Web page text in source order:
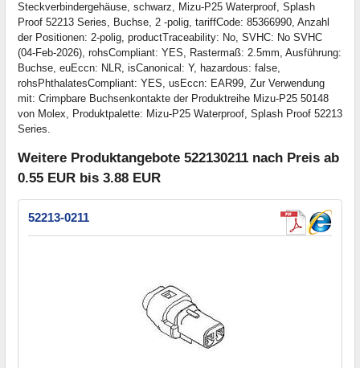
Steckverbindergehäuse, schwarz, Mizu-P25 Waterproof, Splash
Proof 52213 Series, Buchse, 2 -polig, tariffCode: 85366990, Anzahl
der Positionen: 2-polig, productTraceability: No, SVHC: No SVHC
(04-Feb-2026), rohsCompliant: YES, Rastermaß: 2.5mm, Ausführung:
Buchse, euEccn: NLR, isCanonical: Y, hazardous: false,
rohsPhthalatesCompliant: YES, usEccn: EAR99, Zur Verwendung
mit: Crimpbare Buchsenkontakte der Produktreihe Mizu-P25 50148
von Molex, Produktpalette: Mizu-P25 Waterproof, Splash Proof 52213
Series.
Weitere Produktangebote 522130211 nach Preis ab
0.55 EUR bis 3.88 EUR
52213-0211